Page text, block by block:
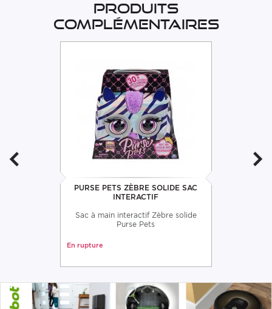
Produits
complémentaires
PURSE PETS ZÈBRE SOLIDE SAC
INTERACTIF
Sac à main interactif Zèbre solide
Purse Pets
En rupture